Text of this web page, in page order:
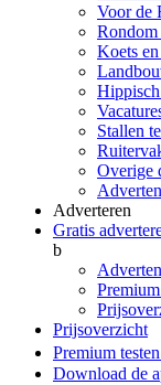
Voor de
Rondom
Koets
Stallen
Overige
Adverteren
Gratis
b
Prijsoverzicht
Premium testen
Download de